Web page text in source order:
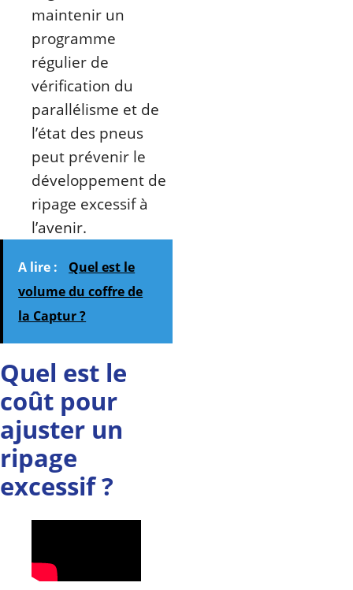
maintenir un
programme
régulier de
vérification du
parallélisme et de
l’état des pneus
peut prévenir le
développement de
ripage excessif à
l’avenir.
A lire :
Quel est le
volume du coffre de
la Captur ?
Quel est le
coût pour
ajuster un
ripage
excessif ?